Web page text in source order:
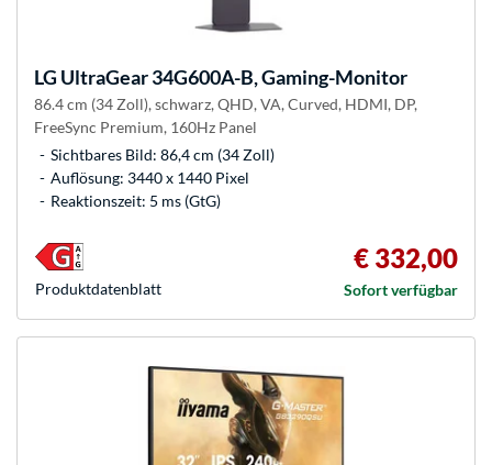
LG UltraGear 34G600A-B, Gaming-Monitor
86.4 cm (34 Zoll), schwarz, QHD, VA, Curved, HDMI, DP,
FreeSync Premium, 160Hz Panel
Sichtbares Bild: 86,4 cm (34 Zoll)
Auflösung: 3440 x 1440 Pixel
Reaktionszeit: 5 ms (GtG)
€ 332,00
Sofort verfügbar
Produkt­datenblatt